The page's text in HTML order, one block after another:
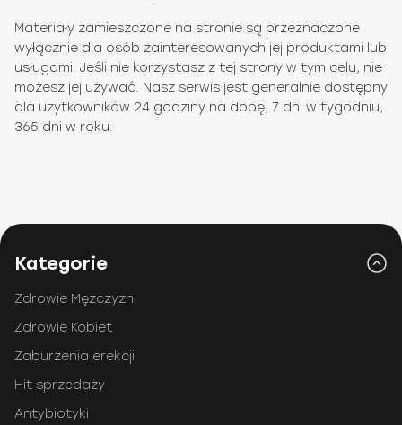
Materiały zamieszczone na stronie są przeznaczone
wyłącznie dla osób zainteresowanych jej produktami lub
usługami. Jeśli nie korzystasz z tej strony w tym celu, nie
możesz jej używać. Nasz serwis jest generalnie dostępny
dla użytkowników 24 godziny na dobę, 7 dni w tygodniu,
365 dni w roku.
Kategorie
Zdrowie Mężczyzn
Zdrowie Kobiet
Zaburzenia erekcji
Hit sprzedaży
Antybiotyki